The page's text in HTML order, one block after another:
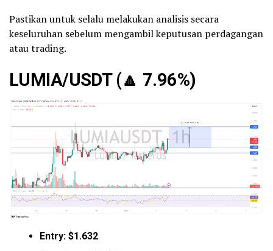
Pastikan untuk selalu melakukan analisis secara
keseluruhan sebelum mengambil keputusan perdagangan
atau trading.
LUMIA/USDT (🔼 7.96%)
Entry: $1.632